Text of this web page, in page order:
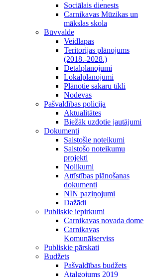
Sociālais dienests
Carnikavas Mūzikas un
mākslas skola
Būvvalde
Veidlapas
Teritorijas plānojums
(2018.-2028.)
Detālplānojumi
Lokālplānojumi
Plānotie sakaru tīkli
Nodevas
Pašvaldības policija
Aktualitātes
Biežāk uzdotie jautājumi
Dokumenti
Saistošie noteikumi
Saistošo noteikumu
projekti
Nolikumi
Attīstības plānošanas
dokumenti
NĪN paziņojumi
Dažādi
Publiskie iepirkumi
Carnikavas novada dome
Carnikavas
Komunālserviss
Publiskie pārskati
Budžets
Pašvaldības budžets
Atalgojums 2019